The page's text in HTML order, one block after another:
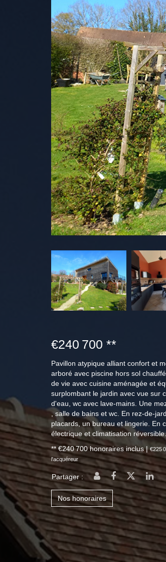
€240 700 **
Pavillon atypique alliant confort et
arboré avec piscine hors sol
de vie avec cuisine aménagée et
surplombant le jardin avec vue sur
d'eau, wc avec lave-mains. Une
, salle de bains et wc. En rez-de-
placards, un bureau et lingerie. En
électrique et climatisation
** €240 700 honoraires inclus|€225
l'acquéreur
Partager :
Nos honoraires